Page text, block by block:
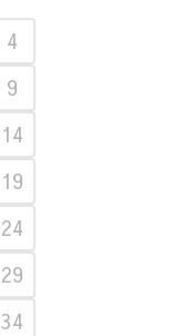
4
9
14
19
24
29
34